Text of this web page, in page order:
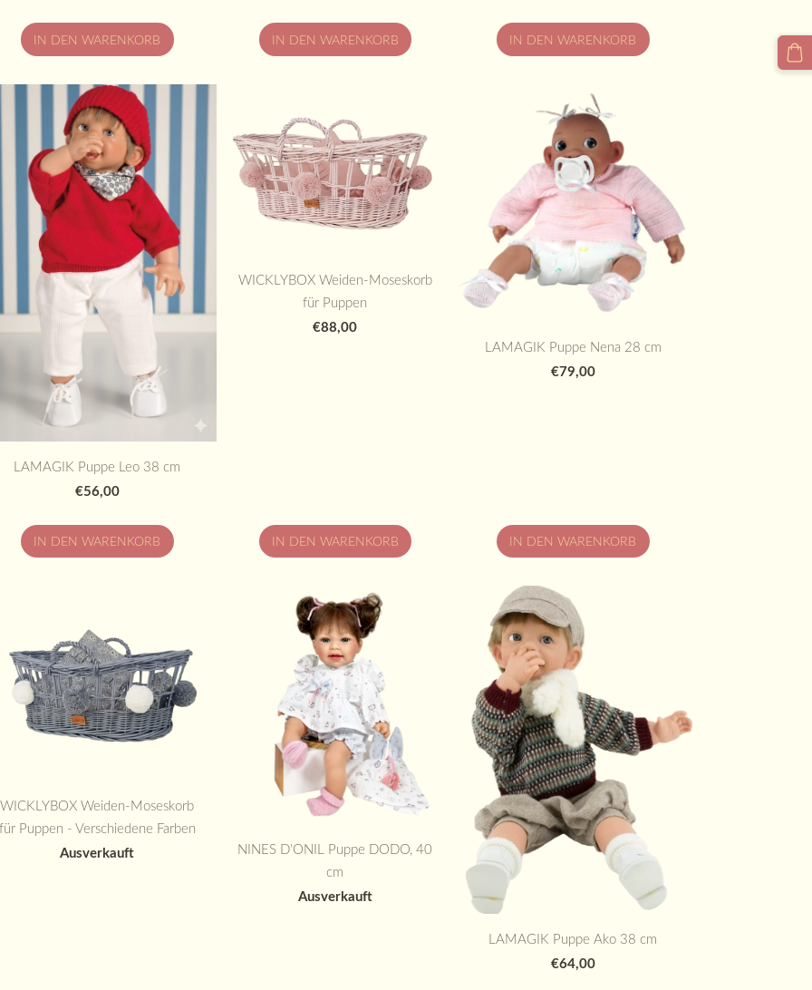
IN DEN WARENKORB IN DEN WARENKORB IN DEN WARENKORB
LAMAGIK Puppe Leo 38 cm
€56,00
IN DEN WARENKORB
WICKLYBOX Weiden-Moseskorb
für Puppen
€88,00
IN DEN WARENKORB
LAMAGIK Puppe Nena 28 cm
€79,00
IN DEN WARENKORB
WICKLYBOX Weiden-Moseskorb
Puppen - Verschiedene Farben
Ausverkauft
NINES D'ONIL Puppe DODO, 40
cm
Ausverkauft
LAMAGIK Puppe Ako 38 cm
€64,00